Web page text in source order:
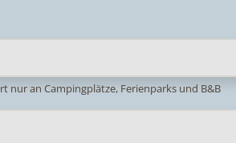
nur an Campingplätze, Ferienparks und B&B